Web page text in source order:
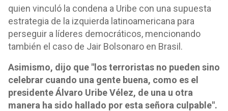
quien vinculó la condena a Uribe con una supuesta
estrategia de la izquierda latinoamericana para
perseguir a líderes democráticos, mencionando
también el caso de Jair Bolsonaro en Brasil.
Asimismo, dijo que "los terroristas no pueden sino
celebrar cuando una gente buena, como es el
presidente Álvaro Uribe Vélez, de una u otra
manera ha sido hallado por esta señora culpable".